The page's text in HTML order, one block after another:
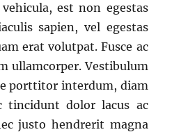
est non egestas
sapien, vel egestas
erat volutpat. Fusce ac
ullamcorper. Vestibulum
porttitor interdum, diam
tincidunt dolor lacus ac
justo hendrerit magna